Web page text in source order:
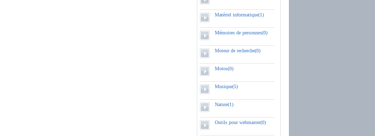
Matériel informatique(1)
Mémoires de personnes(0)
Moteur de recherche(0)
Motos(0)
Musique(5)
Nature(1)
Outils pour webmaster(0)